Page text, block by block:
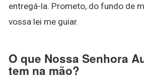
entregá-la. Prometo, do fundo de
vossa lei me guiar.
O que Nossa Senhora
tem na mão?